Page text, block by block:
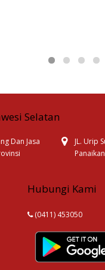
Selatan
Dan Jasa
JL. Urip
Hubungi Kami
(0411) 453050